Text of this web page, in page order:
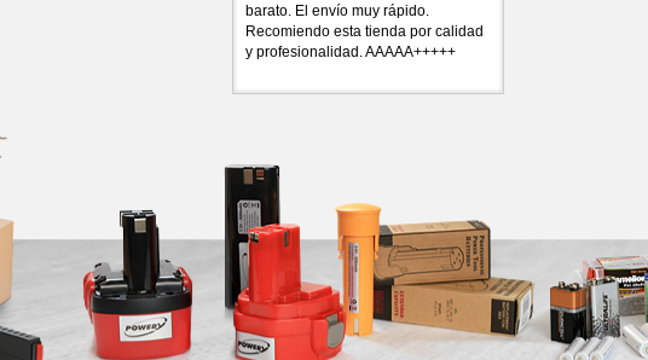
barato. El envío muy rápido.
Recomiendo esta tienda por calidad
y profesionalidad. AAAAA+++++